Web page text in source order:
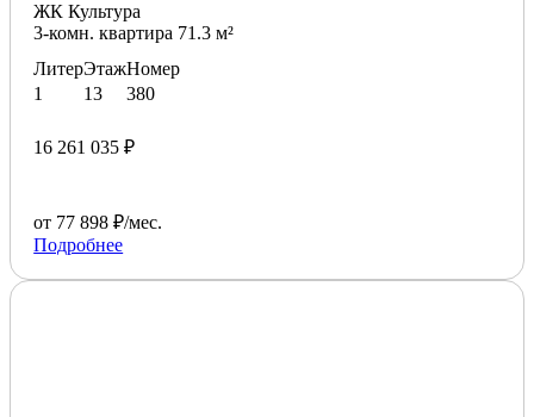
ЖК Культура
3-комн. квартира 71.3 м²
Литер
1
Этаж
13
Номер
380
16 261 035 ₽
от 77 898 ₽/мес.
Подробнее